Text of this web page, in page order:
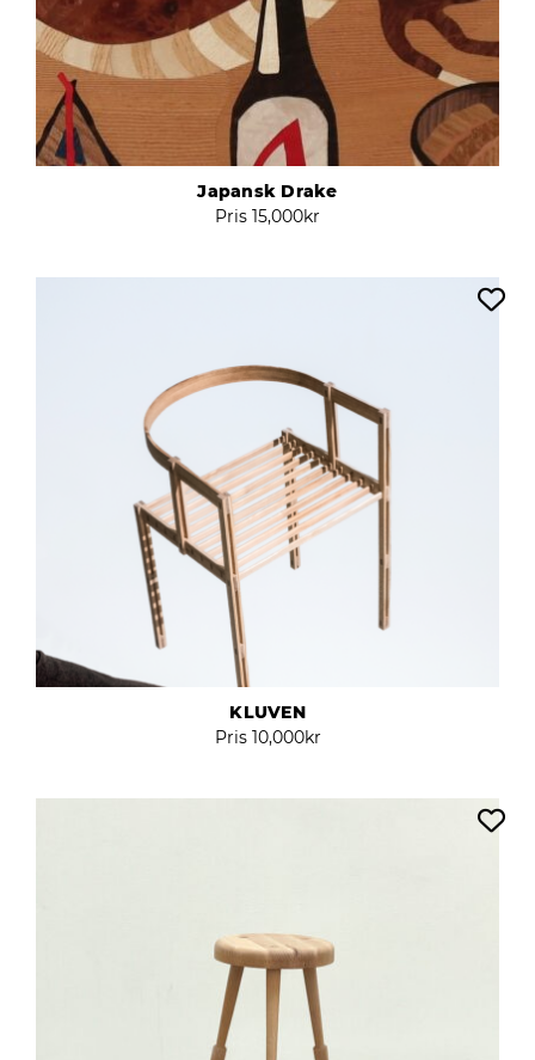
Japansk Drake
Pris 15,000kr
KLUVEN
Pris 10,000kr